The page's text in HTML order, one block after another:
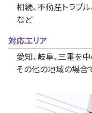
相続、不動産トラブ
など
対応エリア
愛知、岐阜、三重を
その他の地域の場合